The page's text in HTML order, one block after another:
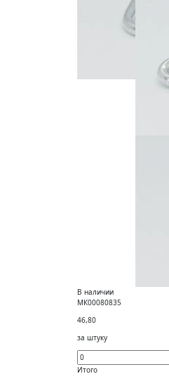
В наличии
МК00080835
46,80
за штуку
Итого